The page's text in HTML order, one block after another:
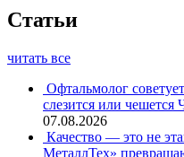
Статьи
читать все
Офтальмолог
слезится или чешется
07.08.2026
Качество — это не
МеталлТех»